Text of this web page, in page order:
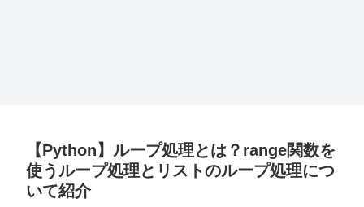
【Python】ループ処理とは？range関数を
使うループ処理とリストのループ処理につ
いて紹介